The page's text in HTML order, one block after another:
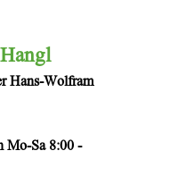
Hans-Wolfram
Mo-Sa 8:00 -